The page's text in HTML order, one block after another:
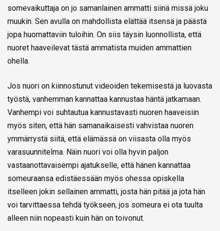
somevaikuttaja on jo samanlainen ammatti siinä missä joku
muukin. Sen avulla on mahdollista elättää itsensä ja päästä
jopa huomattaviin tuloihin. On siis täysin luonnollista, että
nuoret haaveilevat tästä ammatista muiden ammattien
ohella.
Jos nuori on kiinnostunut videoiden tekemisestä ja luovasta
työstä, vanhemman kannattaa kannustaa häntä jatkamaan.
Vanhempi voi suhtautua kannustavasti nuoren haaveisiin
myös siten, että hän samanaikaisesti vahvistaa nuoren
ymmärrystä siitä, että elämässä on viisasta olla myös
varasuunnitelma. Näin nuori voi olla hyvin paljon
vastaanottavaisempi ajatukselle, että hänen kannattaa
someuraansa edistäessään myös ohessa opiskella
itselleen jokin sellainen ammatti, josta hän pitää ja jota hän
voi tarvittaessa tehdä työkseen, jos someura ei ota tuulta
alleen niin nopeasti kuin hän on toivonut.